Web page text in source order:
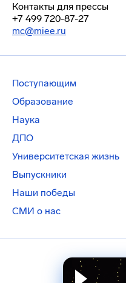
Контакты для прессы
+7 499 720-87-27
mc@miee.ru
Поступающим
Образование
Наука
ДПО
Университетская жизнь
Выпускники
Наши победы
СМИ о нас